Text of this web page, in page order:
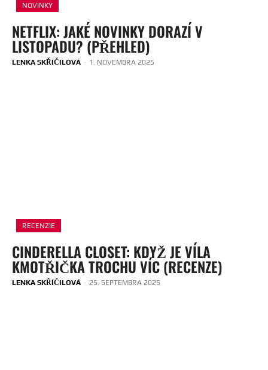
NOVINKY
NETFLIX: JAKÉ NOVINKY DORAZÍ V
LISTOPADU? (PŘEHLED)
LENKA SKŘÍČILOVÁ - 1. NOVEMBRA 2025
RECENZIE
CINDERELLA CLOSET: KDYŽ JE VÍLA
KMOTŘIČKA TROCHU VÍC (RECENZE)
LENKA SKŘÍČILOVÁ - 25. SEPTEMBRA 2025